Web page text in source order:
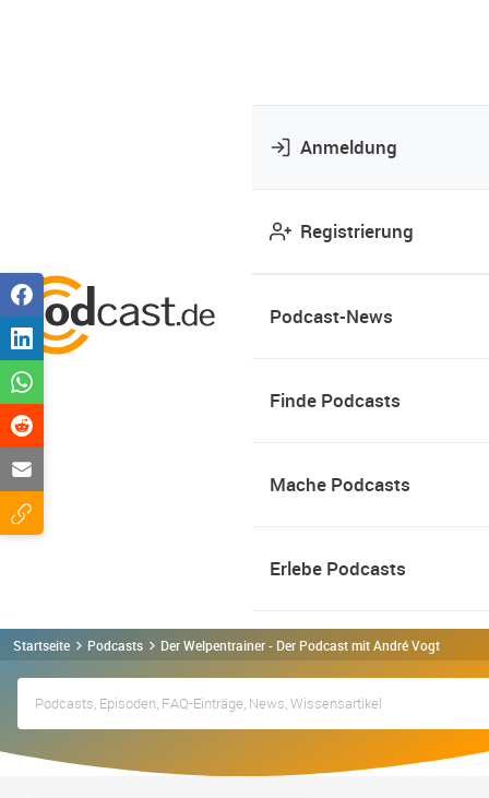
Anmeldung
Registrierung
Podcast-News
Finde Podcasts
Mache Podcasts
Erlebe Podcasts
Startseite Podcasts Der Welpentrainer - Der Podcast mit André Vogt